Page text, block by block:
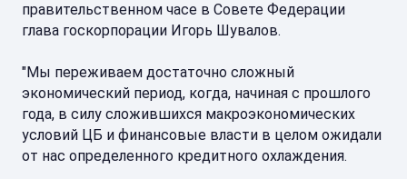
правительственном часе в Совете Федерации
глава госкорпорации Игорь Шувалов.
"Мы переживаем достаточно сложный
экономический период, когда, начиная с прошлого
года, в силу сложившихся макроэкономических
условий ЦБ и финансовые власти в целом ожидали
от нас определенного кредитного охлаждения.